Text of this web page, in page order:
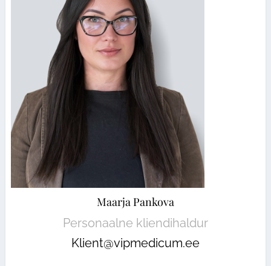
Maarja Pankova
Personaalne kliendihaldur
Klient@vipmedicum.ee